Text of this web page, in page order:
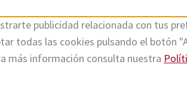
publicidad relacionada con tus
todas las cookies pulsando el botón
más información consulta nuestra